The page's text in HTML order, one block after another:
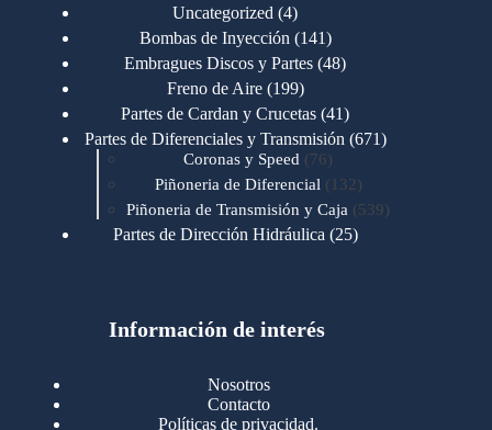
Uncategorized 44
productos
Bombas de Inyección 141141
productos
Embragues Discos y Partes 4848
Freno de Aire 199199
productos
Partes de Cardan y Crucetas 4141
productos
Partes de Diferenciales y Transmisión 671671
Coronas y Speed 7676
productos
Piñoneria de Diferencial 132 132
productos
Piñoneria de Transmisión y Caja 539539
Partes de Dirección Hidráulica 2525
Motores Cummins 723
Cummins B/C 855
Cummins ISF
Información de interés
Nosotros
Contacto
Políticas de privacidad.